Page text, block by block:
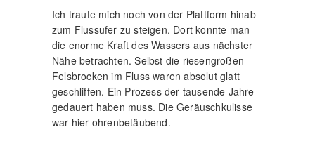
Ich traute mich noch von der Plattform hinab
zum Flussufer zu steigen. Dort konnte man
die enorme Kraft des Wassers aus nächster
Nähe betrachten. Selbst die riesengroßen
Felsbrocken im Fluss waren absolut glatt
geschliffen. Ein Prozess der tausende Jahre
gedauert haben muss. Die Geräuschkulisse
war hier ohrenbetäubend.